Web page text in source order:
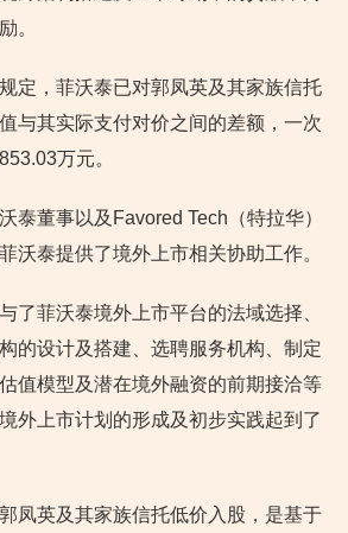
。
定，菲沃泰已对郭凤英及其家族信托
与其实际支付对价之间的差额，一次
万元。
泰董事以及Favored Tech（特拉华）
沃泰提供了境外上市相关协助工作。
了菲沃泰境外上市平台的法域选择、
的设计及搭建、选聘服务机构、制定
值模型及潜在境外融资的前期接洽等
外上市计划的形成及初步实践起到了
凤英及其家族信托低价入股，是基于